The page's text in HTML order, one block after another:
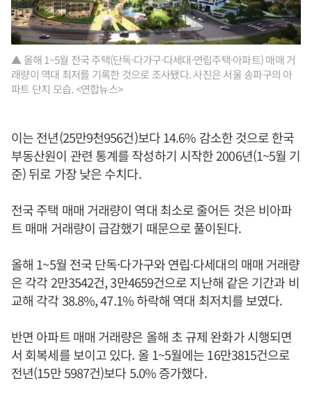
▲ 올해 1~5월 전국 주택(단독·다가구·다세대·연립주택·아파트) 매매 거
래량이 역대 최저를 기록한 것으로 조사됐다. 사진은 서울 송파구의 아
파트 단지 모습. <연합뉴스>
이는 전년(25만9천956건)보다 14.6% 감소한 것으로 한국
부동산원이 관련 통계를 작성하기 시작한 2006년(1~5월 기
준) 뒤로 가장 낮은 수치다.
전국 주택 매매 거래량이 역대 최소로 줄어든 것은 비아파
트 매매 거래량이 급감했기 때문으로 풀이된다.
올해 1~5월 전국 단독·다가구와 연립·다세대의 매매 거래량
은 각각 2만3542건, 3만4659건으로 지난해 같은 기간과 비
교해 각각 38.8%, 47.1% 하락해 역대 최저치를 보였다.
반면 아파트 매매 거래량은 올해 초 규제 완화가 시행되면
서 회복세를 보이고 있다. 올 1~5월에는 16만3815건으로
전년(15만 5987건)보다 5.0% 증가했다.